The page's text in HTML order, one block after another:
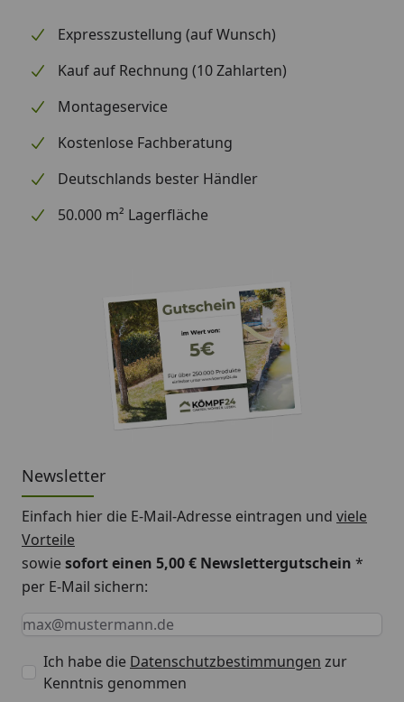
Fenster/Türen (verhindert Verzug von
besonders tief ein, schützt vor Abrieb, Schmutz
und Feuchtigkeit)
3 x Einwegeinsätze
1 x Mikrofaserrolle (100 mm breit)
1 x Steckbügel
Empfohlene Reihenfolge der Anstriche:
1. Mit Holzschutz-Grundierung werden Außenwände,
das Holz-Dach (außen), die Nuten & Federn sowie die
Schnittkanten behandelt. Nut- und Feder sowie alle
behandelt.
2. Mit Holzschutz-Lasur werden die Außenwände 2-
fach gestrichen.
3. Hartwachs-Öl (für Fußboden) und Klarwachs (für
Wände, Fenster und Türen) werden im Innern
aufgetragen.
Expresszustellung (auf Wunsch)
Kauf auf Rechnung (10 Zahlarten)
Montageservice
Kostenlose Fachberatung
Deutschlands bester Händler
50.000 m² Lagerfläche
Newsletter
Einfach hier die E-Mail-Adresse eintragen und viele
Vorteile
sowiesofort einen 5,00 € Newslettergutschein *
per E-Mail sichern:
Keine Eingabe erforderlich
Eingabe erforderlich
E-Mail *
Ich habe die Datenschutzbestimmungen zur
Kenntnis genommen